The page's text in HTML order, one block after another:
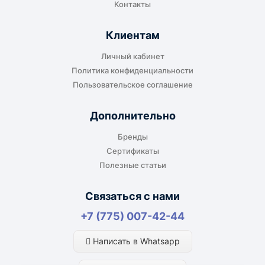
До адреса клиента
Подходит, если нужно доставить
оборудование прямо на объект, склад,
габаритов груза.
Для крупногабаритных, тяжёлых или
рассчитывается отдельно. По согласованию
Контакты
Клиентам
Личный кабинет
Политика конфиденциальности
Пользовательское соглашение
Дополнительно
Бренды
Сертификаты
Полезные статьи
Связаться с нами
+7 (775) 007-42-44
Написать в Whatsapp